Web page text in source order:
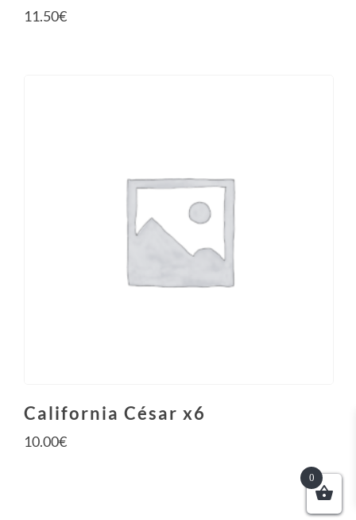
11.50€
California César x6
10.00€
0